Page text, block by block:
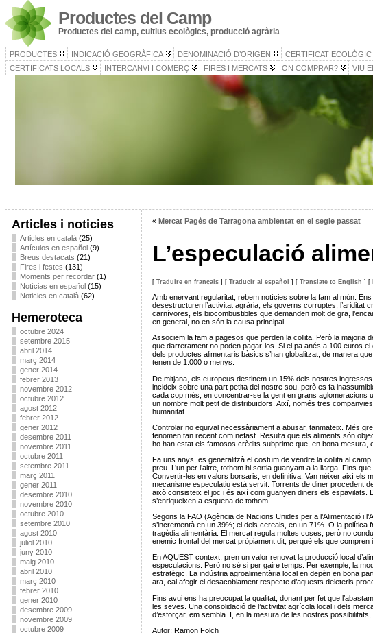
Productes del Camp
Productes del camp, cultius ecològics, producció agrària
PRODUCTES INDICACIÓ GEOGRÀFICA DENOMINACIÓ D’ORIGEN CERTIFICAT ECOLÒGIC
CERTIFICATS LOCALS
INTERCANVI I COMERÇ FIRES I MERCATS ON COMPRAR? VIU
Articles i noticies
Articles en català(25)
Artículos en español(9)
Breus destacats (21)
Fires i festes (131)
Moments per recordar(1)
Notícias en español(15)
Noticies en català(62)
Hemeroteca
octubre 2024
setembre 2015
abril 2014
març 2014
gener 2014
febrer 2013
novembre 2012
octubre 2012
agost 2012
febrer 2012
gener 2012
desembre 2011
novembre 2011
octubre 2011
setembre 2011
març 2011
gener 2011
desembre 2010
novembre 2010
octubre 2010
setembre 2010
agost 2010
juliol 2010
juny 2010
maig 2010
abril 2010
març 2010
febrer 2010
gener 2010
desembre 2009
novembre 2009
octubre 2009
« Mercat Pagès de Tarragona ambientat en el segle passat
L’especulació
[ Traduire en français] [ Traducir al español ] [ Translate to English ] [
Amb enervant regularitat, rebem notícies sobre la fam al món.
desestructuren l’activitat agrària, els governs corruptes, l’ariditat
carnívores, els biocombustibles que demanden molt de gra,
en general, no en són la causa principal.
Associem la fam a pagesos que perden la collita. Però la majoria
que darrerament no poden pagar-los. Si el pa anés a 100 euros
dels productes alimentaris bàsics s’han globalitzat, de manera
tenen de 1.000 o menys.
De mitjana, els europeus destinem un 15% dels nostres
incideix sobre una part petita del nostre sou, però es fa
cada cop més, en concentrar-se la gent en grans aglomeracions
un nombre molt petit de distribuïdors. Així, només tres
humanitat.
Controlar no equival necessàriament a abusar, tanmateix. Més
fenomen tan recent com nefast. Resulta que els aliments són
ho han estat els famosos crèdits subprime que, en bona mesura,
Fa uns anys, es generalitzà el costum de vendre la collita al
preu. L’un per l’altre, tothom hi sortia guanyant a la llarga. Fins
Convertir-les en valors borsaris, en definitiva. Van néixer així els
mecanisme especulatiu està servit. Torrents de diner procedent
això consisteix el joc i és així com guanyen diners els espavilats.
s’enriqueixen a esquena de tothom.
Segons la FAO (Agència de Nacions Unides per a l’Alimentació i
s’incrementà en un 39%; el dels cereals, en un 71%. O la política
tragèdia alimentària. El mercat regula moltes coses, però no
enemic frontal del mercat pròpiament dit, perquè els que
En AQUEST context, pren un valor renovat la producció local
especulacions. Però no sé si per gaire temps. Per exemple, la
estratègic. La indústria agroalimentària local en depèn en bona
ara, cal afegir el desacoblament respecte d’aquests deleteris
Fins avui ens ha preocupat la qualitat, donant per fet que
les seves. Una consolidació de l’activitat agrícola local i dels
d’esforçar, em sembla. I, en la mesura de les nostres
Autor: Ramon Folch